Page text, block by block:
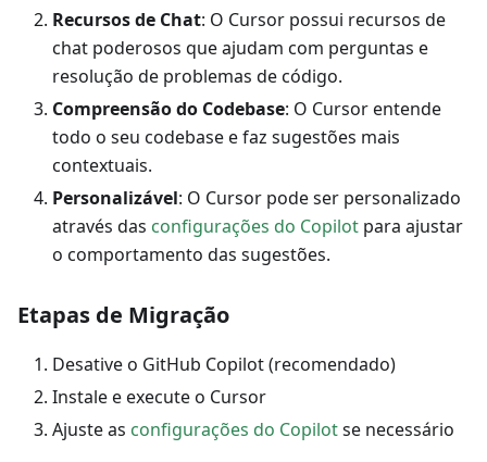
Recursos de Chat: O Cursor possui recursos de
chat poderosos que ajudam com perguntas e
resolução de problemas de código.
Compreensão do Codebase: O Cursor entende
todo o seu codebase e faz sugestões mais
contextuais.
Personalizável: O Cursor pode ser personalizado
através das configurações do Copilot para ajustar
o comportamento das sugestões.
Etapas de Migração
Desative o GitHub Copilot (recomendado)
Instale e execute o Cursor
Ajuste as configurações do Copilotse necessário